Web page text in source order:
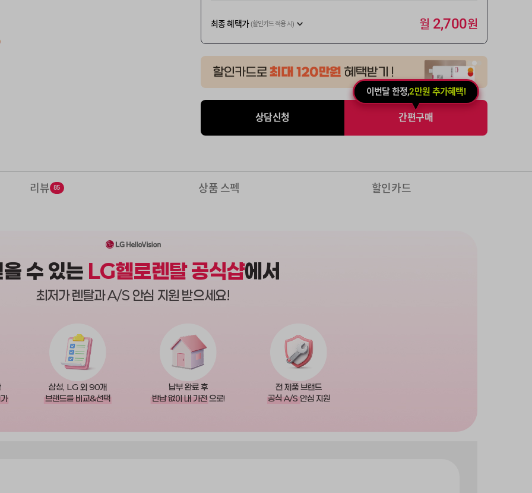
최종 혜택가 (할인카드 적용 시) 월 2,700원
상담신청
이번달 한정,2만원 추가혜택!
간편구매
리뷰 85 상품 스펙 할인카드
수 있는 LG헬로렌탈 공식샵에서
최저가 렌탈과 A/S 안심 지원 받으세요!
삼성, LG 외 90개
브랜드를 비교&선택
납부 완료 후
반납 없이 내 가전 으로!
전 제품 브랜드
공식 A/S안심 지원